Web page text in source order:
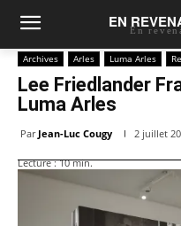
EN En
Archives Arles Luma Arles
Lee Friedlander
Luma Arles
Par Jean-Luc Cougy 2 juillet
Lecture :10min.